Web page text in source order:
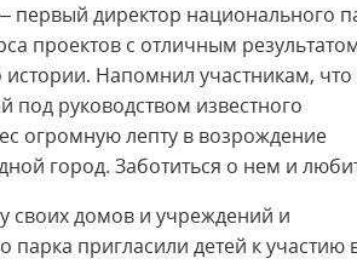
директор национального
проектов с отличным
Напомнил участникам, что
под руководством известного
огромную лепту в возрождение
город. Заботиться о нем и
своих домов и учреждений и
пригласили детей к участию